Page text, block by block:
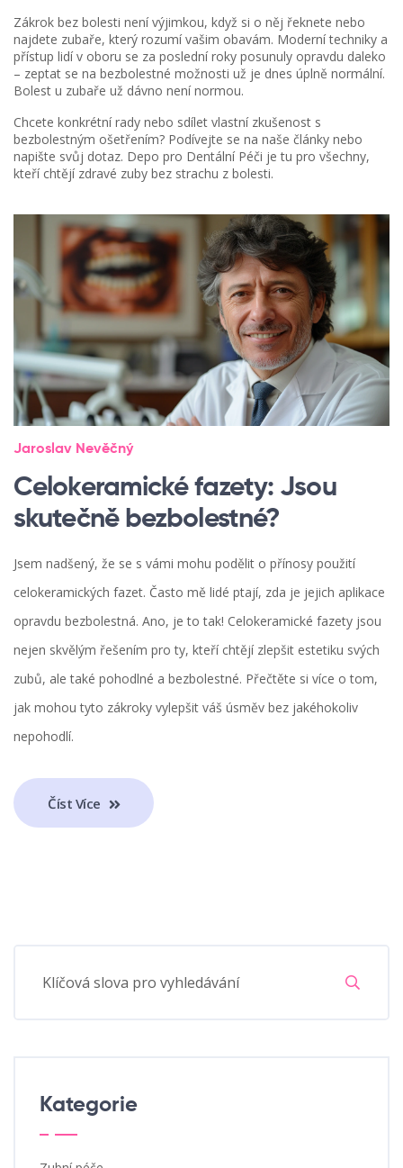
Zákrok bez bolesti není výjimkou, když si o něj řeknete nebo
najdete zubaře, který rozumí vašim obavám. Moderní techniky a
přístup lidí v oboru se za poslední roky posunuly opravdu daleko
– zeptat se na bezbolestné možnosti už je dnes úplně normální.
Bolest u zubaře už dávno není normou.
Chcete konkrétní rady nebo sdílet vlastní zkušenost s
bezbolestným ošetřením? Podívejte se na naše články nebo
napište svůj dotaz. Depo pro Dentální Péči je tu pro všechny,
kteří chtějí zdravé zuby bez strachu z bolesti.
Jaroslav Nevěčný
Celokeramické fazety: Jsou
skutečně bezbolestné?
Jsem nadšený, že se s vámi mohu podělit o přínosy použití
celokeramických fazet. Často mě lidé ptají, zda je jejich aplikace
opravdu bezbolestná. Ano, je to tak! Celokeramické fazety jsou
nejen skvělým řešením pro ty, kteří chtějí zlepšit estetiku svých
zubů, ale také pohodlné a bezbolestné. Přečtěte si více o tom,
jak mohou tyto zákroky vylepšit váš úsměv bez jakéhokoliv
nepohodlí.
Číst Více
Kategorie